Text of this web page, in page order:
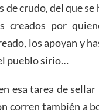
crudo, del que se
creados por
los apoyan y
pueblo sirio…
esa tarea de
corren también a